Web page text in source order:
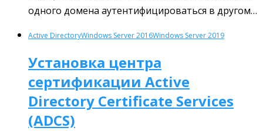
одного домена аутентифицироваться в другом…
Active DirectoryWindows Server 2016Windows Server 2019
Установка центра
сертификации Active
Directory Certificate Services
(ADCS)